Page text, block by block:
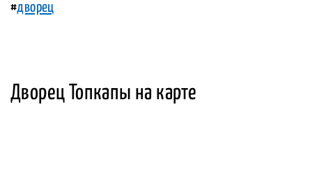
#дворец
Дворец Топкапы на карте